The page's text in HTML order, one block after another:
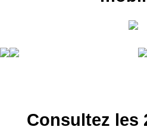
Consultez les